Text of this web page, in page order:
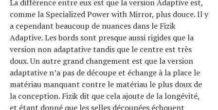
La différence entre eux est que la version Adaptive est,
comme la Specialized Power with Mirror, plus douce. Il y
a cependant beaucoup de nuances dans le Fizik
Adaptive. Les bords sont presque aussi rigides que la
version non adaptative tandis que le centre est très
doux. Un autre grand changement est que la version
adaptative n’a pas de découpe et échange à la place le
matériau manquant contre le matériau le plus doux de
la conception. Fizik dit que cela ajoute de la longévité,
et étant donné que les selles découpées échouent